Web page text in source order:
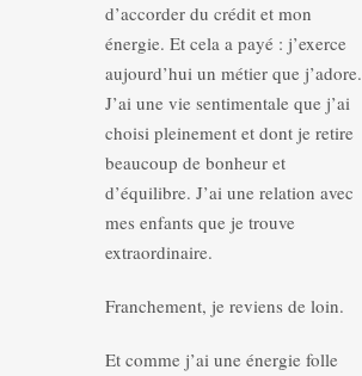
d’accorder du crédit et mon
énergie. Et cela a payé : j’exerce
aujourd’hui un métier que j’adore.
J’ai une vie sentimentale que j’ai
choisi pleinement et dont je retire
beaucoup de bonheur et
d’équilibre. J’ai une relation avec
mes enfants que je trouve
extraordinaire.
Franchement, je reviens de loin.
Et comme j’ai une énergie folle